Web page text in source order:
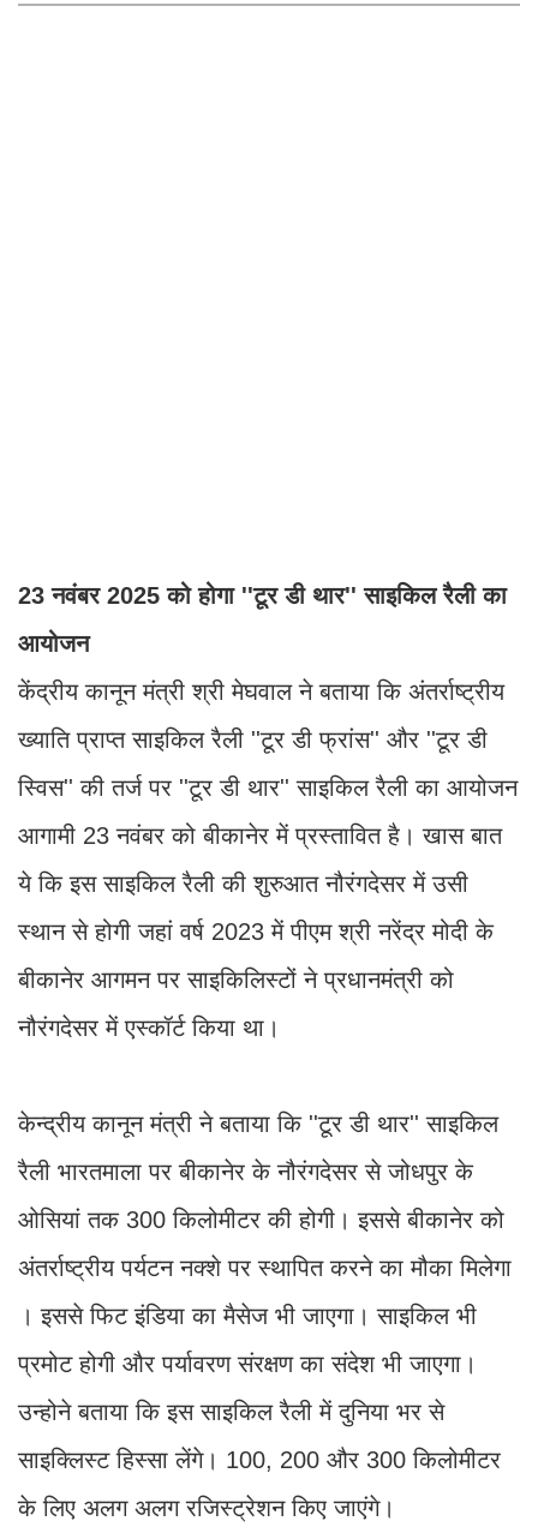
23 नवंबर 2025 को होगा ''टूर डी थार'' साइकिल रैली का
आयोजन
केंद्रीय कानून मंत्री श्री मेघवाल ने बताया कि अंतर्राष्ट्रीय
ख्याति प्राप्त साइकिल रैली ''टूर डी फ्रांस'' और ''टूर डी
स्विस'' की तर्ज पर ''टूर डी थार'' साइकिल रैली का आयोजन
आगामी 23 नवंबर को बीकानेर में प्रस्तावित है। खास बात
ये कि इस साइकिल रैली की शुरुआत नौरंगदेसर में उसी
स्थान से होगी जहां वर्ष 2023 में पीएम श्री नरेंद्र मोदी के
बीकानेर आगमन पर साइकिलिस्टों ने प्रधानमंत्री को
नौरंगदेसर में एस्कॉर्ट किया था।
केन्द्रीय कानून मंत्री ने बताया कि ''टूर डी थार'' साइकिल
रैली भारतमाला पर बीकानेर के नौरंगदेसर से जोधपुर के
ओसियां तक 300 किलोमीटर की होगी। इससे बीकानेर को
अंतर्राष्ट्रीय पर्यटन नक्शे पर स्थापित करने का मौका मिलेगा
। इससे फिट इंडिया का मैसेज भी जाएगा। साइकिल भी
प्रमोट होगी और पर्यावरण संरक्षण का संदेश भी जाएगा।
उन्होने बताया कि इस साइकिल रैली में दुनिया भर से
साइक्लिस्ट हिस्सा लेंगे। 100, 200 और 300 किलोमीटर
के लिए अलग अलग रजिस्ट्रेशन किए जाएंगे।